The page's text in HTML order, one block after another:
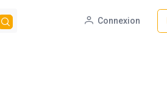
Connexion